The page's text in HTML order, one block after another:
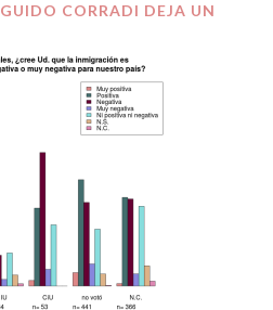
GUIDO CORRADI DEJA UN